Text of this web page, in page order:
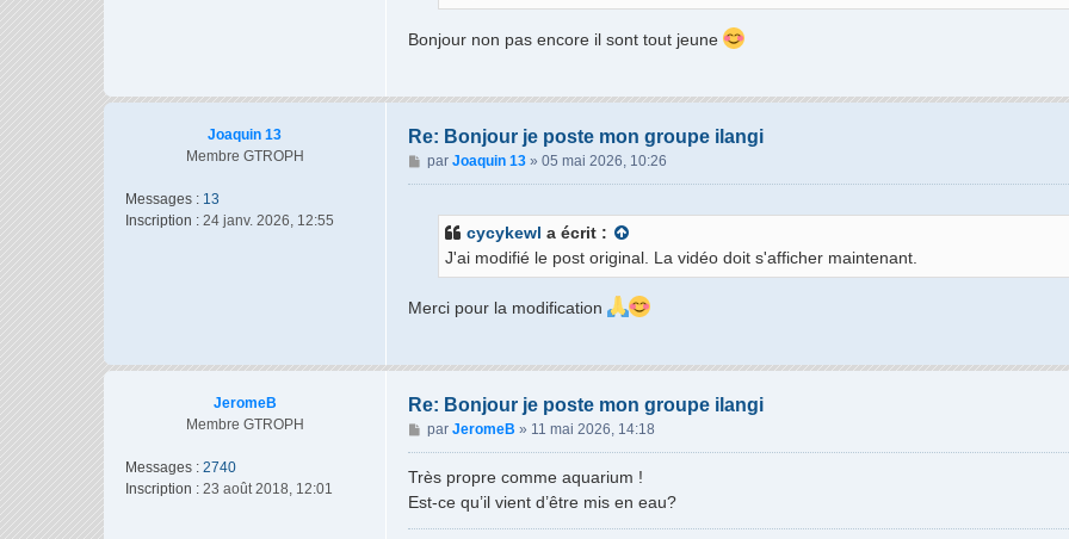
Bonjour non pas encore il sont tout jeune
Joaquin 13
Membre GTROPH
Messages : 13
Inscription : 24 janv. 2026, 12:55
Re: Bonjour je poste mon groupe ilangi
M
e
par Joaquin 13» 05 mai 2026, 10:26
cycykewl a écrit :
J'ai modifié le post original. La vidéo doit s'afficher maintenant.
Merci pour la modification
JeromeB
Membre GTROPH
Messages : 2740
Inscription : 23 août 2018, 12:01
Re: Bonjour je poste mon groupe ilangi
M
e
s
par JeromeB » 11 mai 2026, 14:18
Très propre comme aquarium !
Est-ce qu’il vient d’être mis en eau?